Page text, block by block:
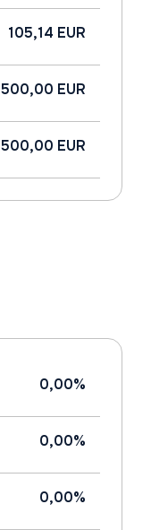
105,14 EUR
500,00 EUR
500,00 EUR
0,00%
0,00%
0,00%